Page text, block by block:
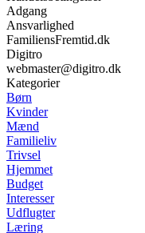
Adgang
Ansvarlighed
FamiliensFremtid.dk
Digitro
webmaster@digitro.dk
Kategorier
Børn
Kvinder
Mænd
Familieliv
Trivsel
Hjemmet
Budget
Interesser
Udflugter
Læring